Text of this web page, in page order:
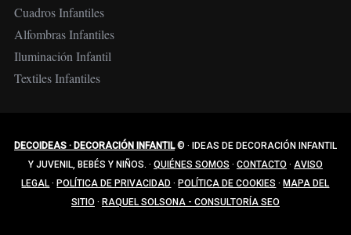
Cuadros Infantiles
Alfombras Infantiles
Iluminación Infantil
Textiles Infantiles
DECOIDEAS · DECORACIÓN INFANTIL© ·
IDEAS DE DECORACIÓN INFANTIL
Y JUVENIL, BEBÉS Y NIÑOS. · QUIÉNES SOMOS · CONTACTO · AVISO
LEGAL · POLÍTICA DE PRIVACIDAD · POLÍTICA DE COOKIES · MAPA DEL
SITIO · RAQUEL SOLSONA - CONSULTORÍA SEO